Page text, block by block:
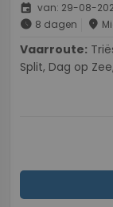
event van: 29-08-
schedule 8 dagen place
Vaarroute:
Split, Dag op